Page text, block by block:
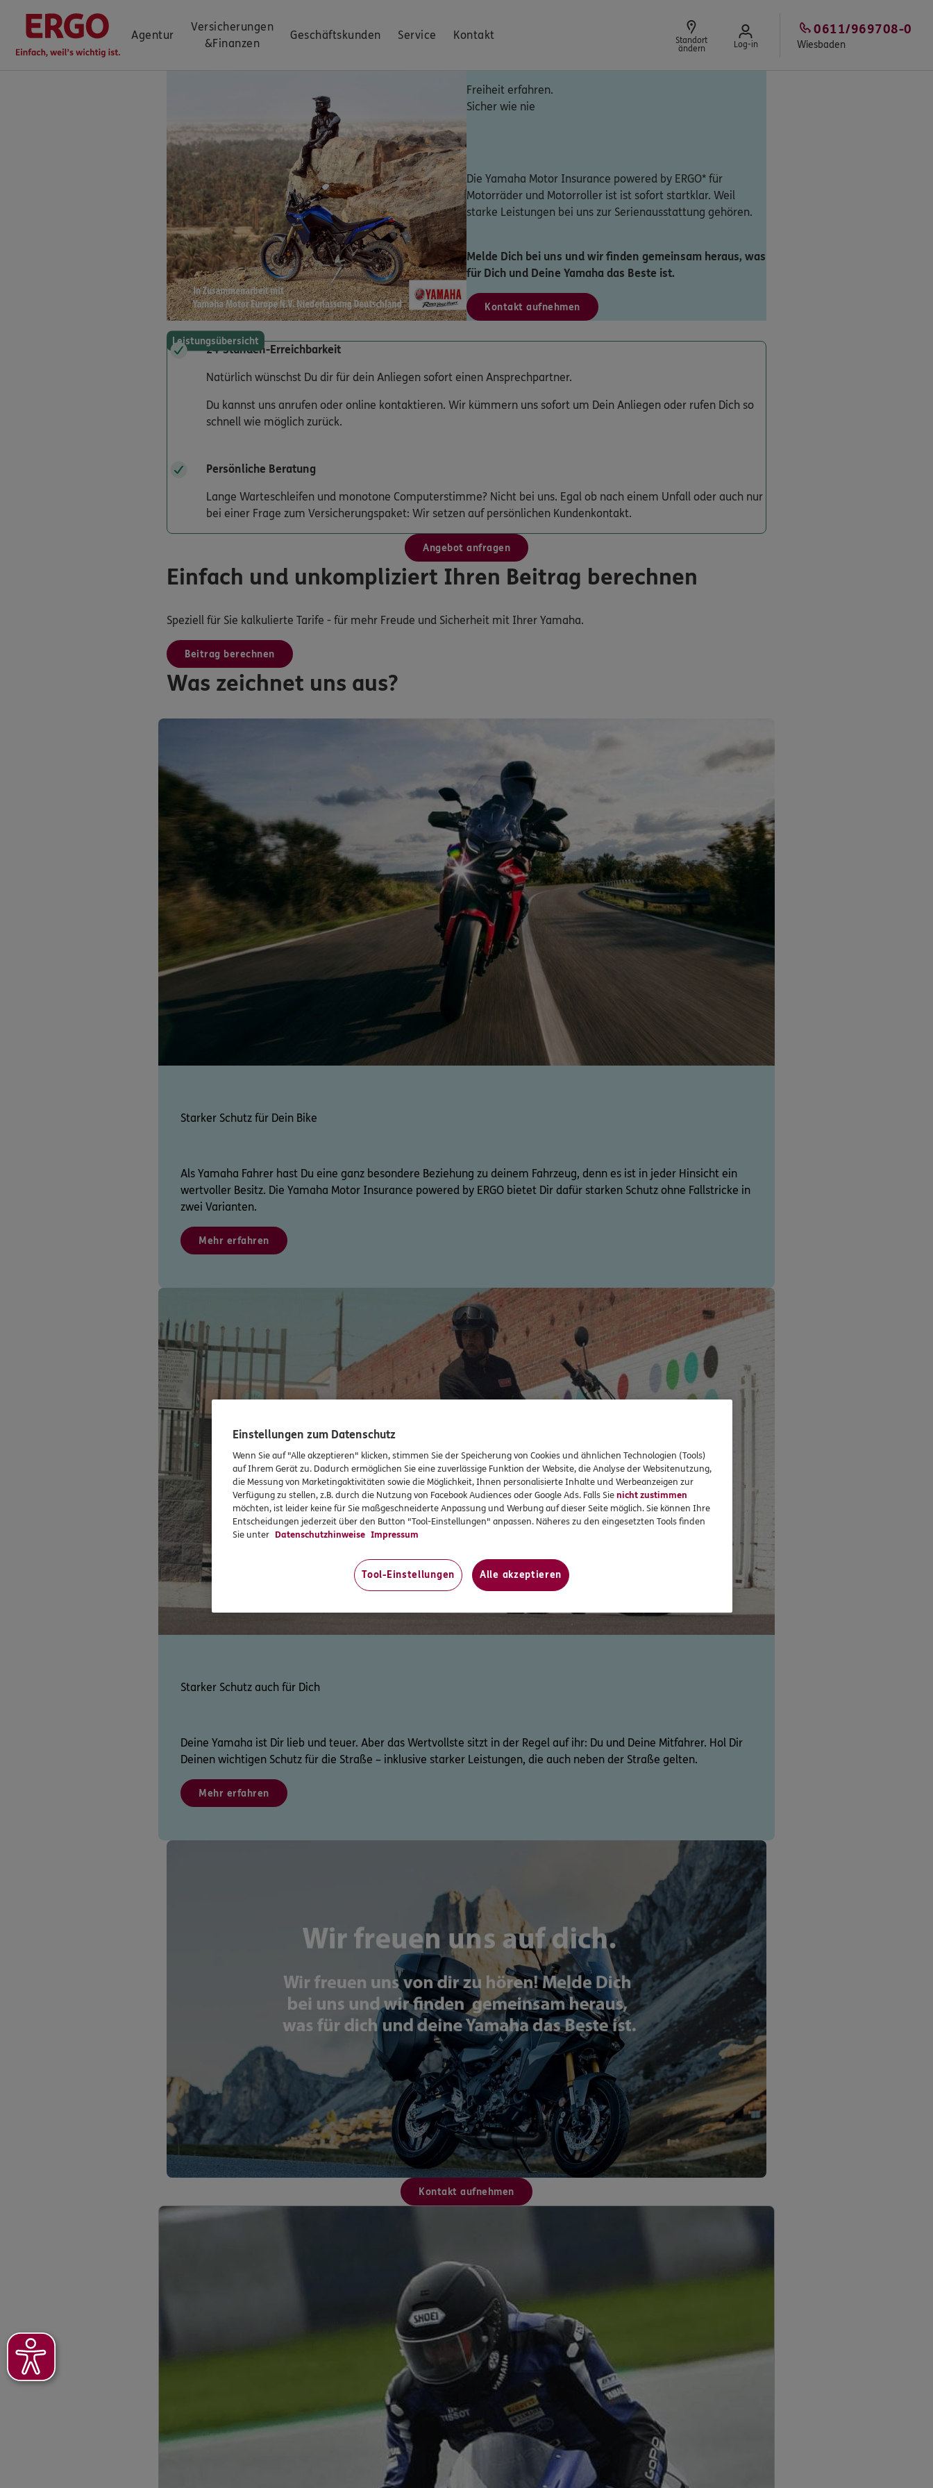
Agentur
Versicherungen
&Finanzen
Geschäftskunden Service Kontakt
Standort
ändern
Log-in Wiesbaden
0611/969708-0
Freiheit erfahren.
Sicher wie nie
Die Yamaha Motor Insurance powered by ERGO* für
Motorräder und Motorroller ist ist sofort startklar. Weil
starke Leistungen bei uns zur Serienausstattung gehören.
Melde Dich bei uns und wir finden gemeinsam heraus, was
für Dich und Deine Yamaha das Beste ist.
Kontakt aufnehmen
Leistungsübersicht
24-Stunden-Erreichbarkeit
Natürlich wünschst Du dir für dein Anliegen sofort einen Ansprechpartner.
Du kannst uns anrufen oder online kontaktieren. Wir kümmern uns sofort um Dein Anliegen oder rufen Dich so
schnell wie möglich zurück.
Persönliche Beratung
Lange Warteschleifen und monotone Computerstimme? Nicht bei uns. Egal ob nach einem Unfall oder auch nur
bei einer Frage zum Versicherungspaket: Wir setzen auf persönlichen Kundenkontakt.
Angebot anfragen
Einfach und unkompliziert Ihren Beitrag berechnen
Speziell für Sie kalkulierte Tarife - für mehr Freude und Sicherheit mit Ihrer Yamaha.
Beitrag berechnen
Was zeichnet uns aus?
Starker Schutz für Dein Bike
Als Yamaha Fahrer hast Du eine ganz besondere Beziehung zu deinem Fahrzeug, denn es ist in jeder Hinsicht ein
wertvoller Besitz. Die Yamaha Motor Insurance powered by ERGO bietet Dir dafür starken Schutz ohne Fallstricke in
zwei Varianten.
Mehr erfahren
Starker Schutz auch für Dich
Deine Yamaha ist Dir lieb und teuer. Aber das Wertvollste sitzt in der Regel auf ihr: Du und Deine Mitfahrer. Hol Dir
Deinen wichtigen Schutz für die Straße – inklusive starker Leistungen, die auch neben der Straße gelten.
Mehr erfahren
Kontakt aufnehmen
Einstellungen zum Datenschutz
Wenn Sie auf "Alle akzeptieren" klicken, stimmen Sie der Speicherung von Cookies und ähnlichen Technologien (Tools)
auf Ihrem Gerät zu. Dadurch ermöglichen Sie eine zuverlässige Funktion der Website, die Analyse der Websitenutzung,
die Messung von Marketingaktivitäten sowie die Möglichkeit, Ihnen personalisierte Inhalte und Werbeanzeigen zur
Verfügung zu stellen, z.B. durch die Nutzung von Facebook Audiences oder Google Ads. Falls Sienicht zustimmen
möchten, ist leider keine für Sie maßgeschneiderte Anpassung und Werbung auf dieser Seite möglich. Sie können Ihre
Entscheidungen jederzeit über den Button "Tool-Einstellungen" anpassen. Näheres zu den eingesetzten Tools finden
Sie unter Datenschutzhinweise Impressum
Tool-Einstellungen Alle akzeptieren